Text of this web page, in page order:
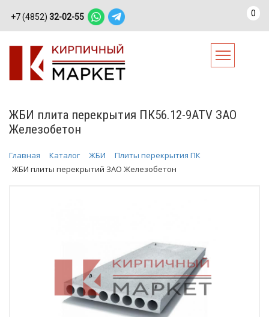
+7 (4852) 32-02-55 0
ЖБИ плита перекрытия ПК56.12-9АТV ЗАО
Железобетон
Главная Каталог ЖБИ
Плиты перекрытия ПК
ЖБИ плиты перекрытий ЗАО Железобетон